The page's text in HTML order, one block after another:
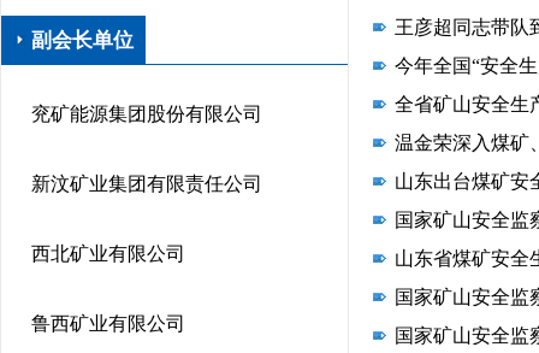
王彦超同志带队
今年全国“安全
全省矿山安全生
温金荣深入煤矿
山东出台煤矿安
国家矿山安全监
山东省煤矿安全
国家矿山安全监
国家矿山安全监
副会长单位
兖矿能源集团股份有限公司
新汶矿业集团有限责任公司
西北矿业有限公司
鲁西矿业有限公司